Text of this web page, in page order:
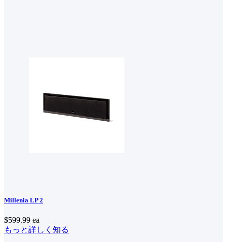
Millenia LP 2
$599.99 ea
もっと詳しく知る